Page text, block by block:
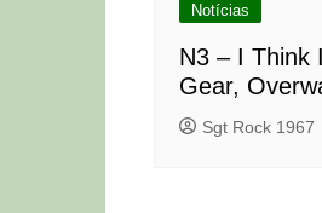
Notícias
N3 – I Think
Gear,
Sgt Rock 1967